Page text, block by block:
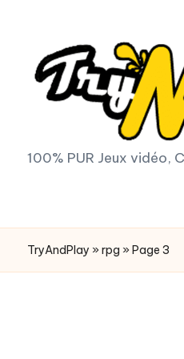
T
y
A
100% PUR Jeux vidéo,
TryAndPlay » rpg » Page 3